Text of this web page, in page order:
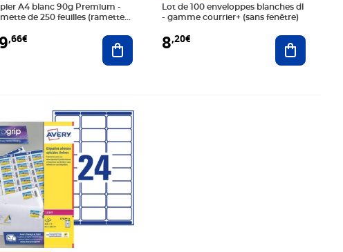
A4 blanc 90g Premium -
de 250 feuilles (ramette
,66€ Ajouter au panier
Lot de 100 enveloppes blanches dl
- gamme courrier+ (sans fenêtre)
8,20€ Ajouter